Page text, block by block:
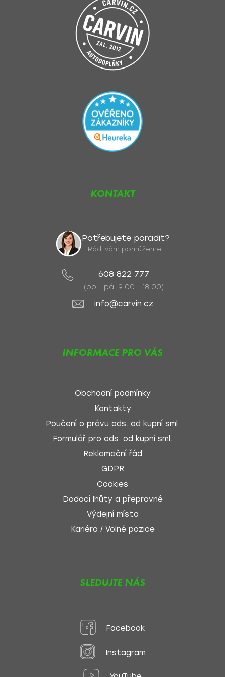
KONTAKT
Potřebujete poradit?
Rádi vám pomůžeme.
608 822 777
(po - pá: 9:00 - 18:00)
info@carvin.cz
INFORMACE PRO VÁS
Obchodní podmínky
Kontakty
Poučení o právu ods. od kupní sml.
Formulář pro ods. od kupní sml.
Reklamační řád
GDPR
Cookies
Dodací lhůty a přepravné
Výdejní místa
Kariéra / Volné pozice
SLEDUJTE NÁS
Facebook
Instagram